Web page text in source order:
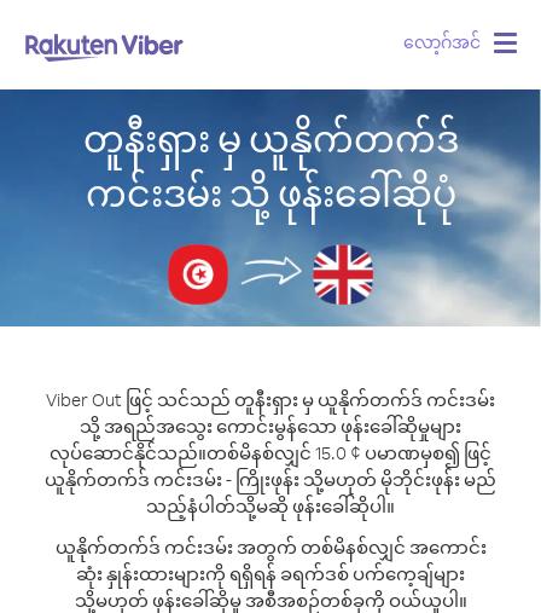
လော့ဂ်အင်
တူနီးရှား မှ ယူနိုက်တက်ဒ်
ကင်းဒမ်း သို့ ဖုန်းခေါ်ဆိုပုံ
Viber Out ဖြင့် သင်သည် တူနီးရှား မှ ယူနိုက်တက်ဒ် ကင်းဒမ်း
သို့ အရည်အသွေး ကောင်းမွန်သော ဖုန်းခေါ်ဆိုမှုများ
လုပ်ဆောင်နိုင်သည်။တစ်မိနစ်လျှင် 15.0 ¢ ပမာဏမှစ၍ ဖြင့်
ယူနိုက်တက်ဒ် ကင်းဒမ်း - ကြိုးဖုန်း သို့မဟုတ် မိုဘိုင်းဖုန်း မည်
သည့်နံပါတ်သို့မဆို ဖုန်းခေါ်ဆိုပါ။
ယူနိုက်တက်ဒ် ကင်းဒမ်း အတွက် တစ်မိနစ်လျှင် အကောင်း
ဆုံး နှုန်းထားများကို ရရှိရန် ခရက်ဒစ် ပက်ကေ့ချ်များ
သို့မဟုတ် ဖုန်းခေါ်ဆိုမှု အစီအစဉ်တစ်ခုကို ဝယ်ယူပါ။